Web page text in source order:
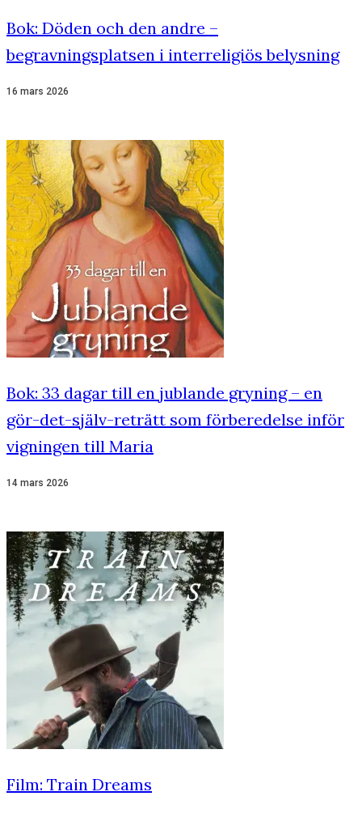
Bok: Döden och den andre –
begravningsplatsen i interreligiös belysning
16 mars 2026
Bok: 33 dagar till en jublande gryning – en
gör-det-själv-reträtt som förberedelse inför
vigningen till Maria
14 mars 2026
Film: Train Dreams